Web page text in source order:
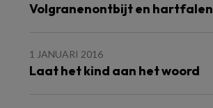
Volgranenontbijt en hartfalen
1 JANUARI 2016
Laat het kind aan het woord